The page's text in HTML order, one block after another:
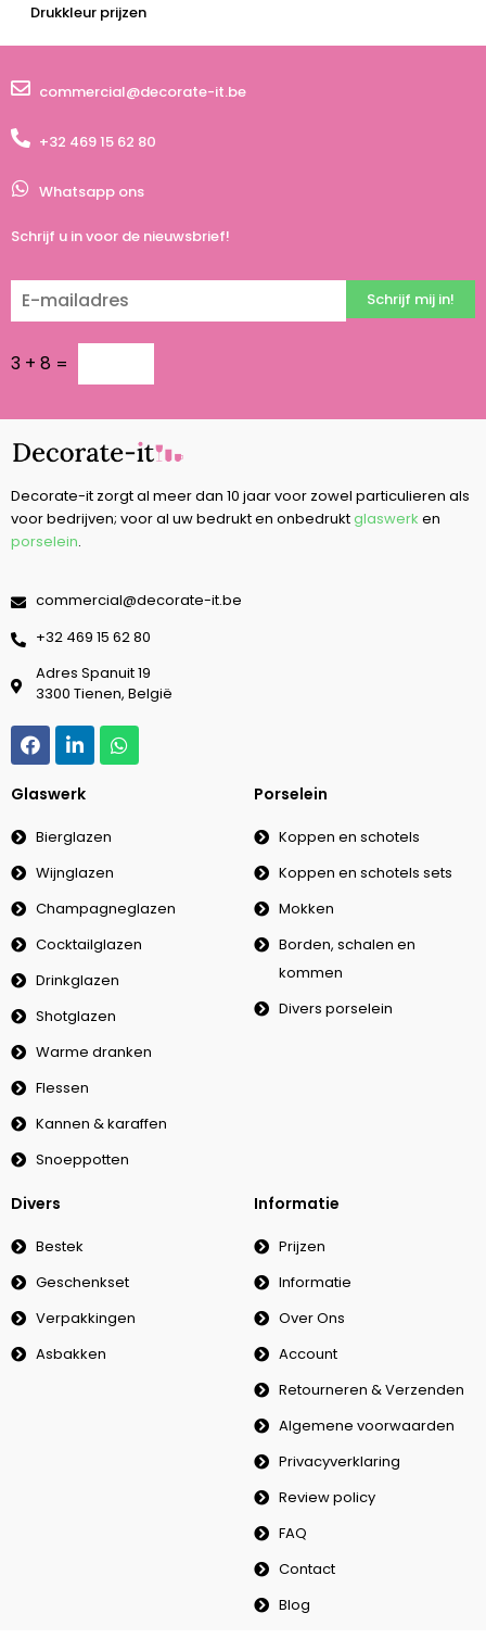
Drukkleur prijzen
commercial@decorate-it.be
+32 469 15 62 80
Whatsapp ons
Schrijf u in voor de nieuwsbrief!
3 + 8 =
Schrijf mij in!
Decorate-it zorgt al meer dan 10 jaar voor zowel particulieren als
voor bedrijven; voor al uw bedrukt en onbedruktglaswerk en
porselein.
commercial@decorate-it.be
‭+32 469 15 62 80‬
Adres Spanuit 19
3300 Tienen, België
Glaswerk
Bierglazen
Wijnglazen
Champagneglazen
Cocktailglazen
Drinkglazen
Shotglazen
Warme dranken
Flessen
Kannen & karaffen
Snoeppotten
Porselein
Koppen en schotels
Koppen en schotels sets
Mokken
Borden, schalen en
kommen
Divers porselein
Divers
Bestek
Geschenkset
Verpakkingen
Asbakken
Informatie
Prijzen
Informatie
Over Ons
Account
Retourneren & Verzenden
Algemene voorwaarden
Privacyverklaring
Review policy
FAQ
Contact
Blog